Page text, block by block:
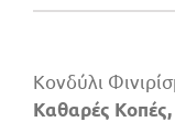
Κονδύλι
Καθαρές Κοπές,